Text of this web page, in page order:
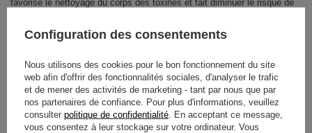
favorise le nettoyage du corps des toxines et fait diminuer le risque de
Le maté et le thé possèdent les propriétés stimulantes parce que les
deux contiennent de la caféine. Si on veut être stimulé fortement, il faut
réalité elle fait stimuler plus long que le simple café. Grâce à ses
capacités antioxydantes, le maté combat les radicaux libres, combat
contre les tumeurs, retarde les processus de vieillissement et aussi
abaisse le taux de glycémie. Finalement, les deux boissons possèdent
beaucoup d’avantages donc il ne faut pas s’abstenir à l’une ou l’autre.
Nous vous encourageons à boire de la yerba maté !
Configuration des consentements
Nous utilisons des cookies pour le bon fonctionnement du site
web afin d'offrir des fonctionnalités sociales, d'analyser le trafic
et de mener des activités de marketing - tant par nous que par
nos partenaires de confiance. Pour plus d'informations, veuillez
consulter politique de confidentialité . En acceptant ce message,
vous consentez à leur stockage sur votre ordinateur. Vous